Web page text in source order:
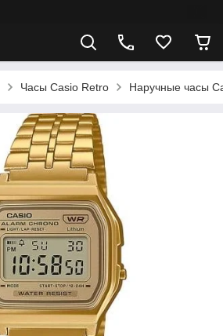
Часы Casio Retro Наручные часы